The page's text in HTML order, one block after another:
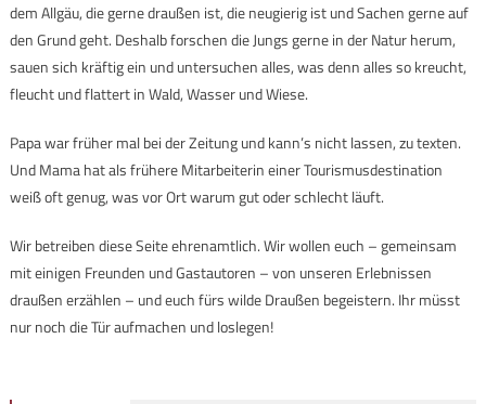
dem Allgäu, die gerne draußen ist, die neugierig ist und Sachen gerne auf
den Grund geht. Deshalb forschen die Jungs gerne in der Natur herum,
sauen sich kräftig ein und untersuchen alles, was denn alles so kreucht,
fleucht und flattert in Wald, Wasser und Wiese.
Papa war früher mal bei der Zeitung und kann’s nicht lassen, zu texten.
Und Mama hat als frühere Mitarbeiterin einer Tourismusdestination
weiß oft genug, was vor Ort warum gut oder schlecht läuft.
Wir betreiben diese Seite ehrenamtlich. Wir wollen euch – gemeinsam
mit einigen Freunden und Gastautoren – von unseren Erlebnissen
draußen erzählen – und euch fürs wilde Draußen begeistern. Ihr müsst
nur noch die Tür aufmachen und loslegen!